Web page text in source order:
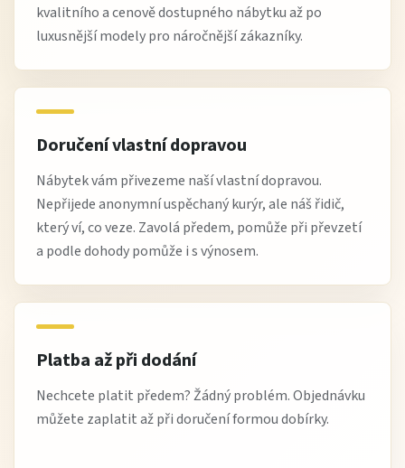
kvalitního a cenově dostupného nábytku až po
luxusnější modely pro náročnější zákazníky.
Doručení vlastní dopravou
Nábytek vám přivezeme naší vlastní dopravou.
Nepřijede anonymní uspěchaný kurýr, ale náš řidič,
který ví, co veze. Zavolá předem, pomůže při převzetí
a podle dohody pomůže i s výnosem.
Platba až při dodání
Nechcete platit předem? Žádný problém. Objednávku
můžete zaplatit až při doručení formou dobírky.